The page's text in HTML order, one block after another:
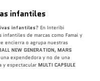
infantiles
infantiles? En Interibi
de marcas como Famai y
encierra o agrupa nuestras
NEW GENERATION, MARS
expendedora y no de una
y espectacularMULTI CAPSULE